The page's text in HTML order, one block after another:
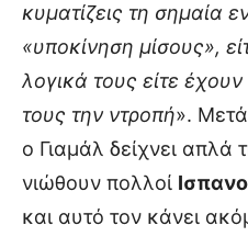
κυματίζεις τη σημαία
«υποκίνηση μίσους»,
λογικά τους είτε
τους την ντροπή». Μετά
ο Γιαμάλ δείχνει απλά
νιώθουν πολλοί
και αυτό τον κάνει